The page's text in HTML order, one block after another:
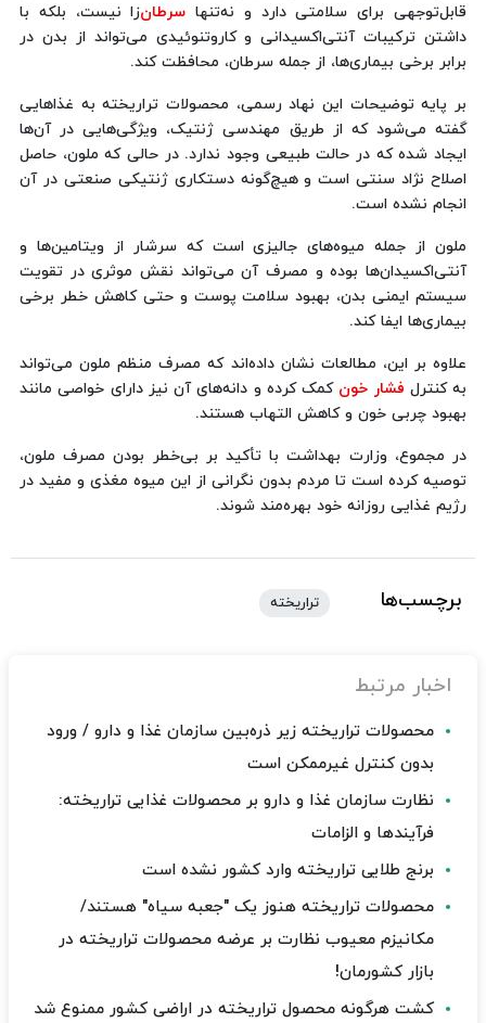
قابل‌توجهی برای سلامتی دارد و نه‌تنها سرطان‌زا نیست، بلکه با
داشتن ترکیبات آنتی‌اکسیدانی و کاروتنوئیدی می‌تواند از بدن در
برابر برخی بیماری‌ها، از جمله سرطان، محافظت کند.
بر پایه توضیحات این نهاد رسمی، محصولات تراریخته به غذاهایی
گفته می‌شود که از طریق مهندسی ژنتیک، ویژگی‌هایی در آن‌ها
ایجاد شده که در حالت طبیعی وجود ندارد. در حالی که ملون، حاصل
اصلاح نژاد سنتی است و هیچ‌گونه دستکاری ژنتیکی صنعتی در آن
انجام نشده است.
ملون از جمله میوه‌های جالیزی است که سرشار از ویتامین‌ها و
آنتی‌اکسیدان‌ها بوده و مصرف آن می‌تواند نقش موثری در تقویت
سیستم ایمنی بدن، بهبود سلامت پوست و حتی کاهش خطر برخی
بیماری‌ها ایفا کند.
علاوه بر این، مطالعات نشان داده‌اند که مصرف منظم ملون می‌تواند
به کنترل فشار خون کمک کرده و دانه‌های آن نیز دارای خواصی مانند
بهبود چربی خون و کاهش التهاب هستند.
در مجموع، وزارت بهداشت با تأکید بر بی‌خطر بودن مصرف ملون،
توصیه کرده است تا مردم بدون نگرانی از این میوه مغذی و مفید در
رژیم غذایی روزانه خود بهره‌مند شوند.
برچسب‌ها تراریخته
اخبار مرتبط
محصولات تراریخته زیر ذره‌بین سازمان غذا و دارو / ورود
بدون کنترل غیرممکن است
نظارت سازمان غذا و دارو بر محصولات غذایی تراریخته:
فرآیندها و الزامات
برنج طلایی تراریخته وارد کشور نشده است
محصولات تراریخته هنوز یک "جعبه سیاه" هستند/
مکانیزم معیوب نظارت بر عرضه محصولات تراریخته در
بازار کشورمان!
کشت هرگونه محصول تراریخته در اراضی کشور ممنوع شد